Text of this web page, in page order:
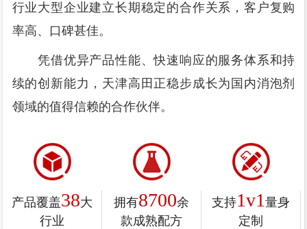
行业大型企业建立长期稳定的合作关系，客户复购
率高、口碑甚佳。
凭借优异产品性能、快速响应的服务体系和持
续的创新能力，天津高田正稳步成长为国内消泡剂
领域的值得信赖的合作伙伴。
产品覆盖38大
行业
拥有8700余
款成熟配方
支持1v1 量身
定制